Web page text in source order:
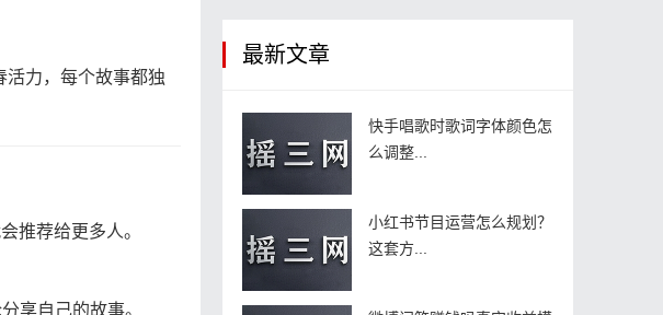
活力，每个故事都独
推荐给更多人。
享自己的故事。
最新文章
快手唱歌时歌词字体颜色怎
么调整...
小红书节目运营怎么规划？
这套方...